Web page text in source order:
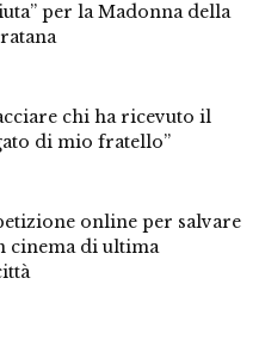
per la Madonna della
chi ha ricevuto il
di mio fratello”
online per salvare
cinema di ultima